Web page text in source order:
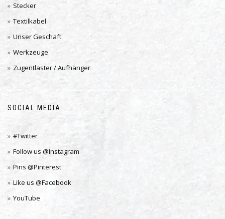
Stecker
Textilkabel
Unser Geschäft
Werkzeuge
Zugentlaster / Aufhänger
SOCIAL MEDIA
#Twitter
Follow us @Instagram
Pins @Pinterest
Like us @Facebook
YouTube